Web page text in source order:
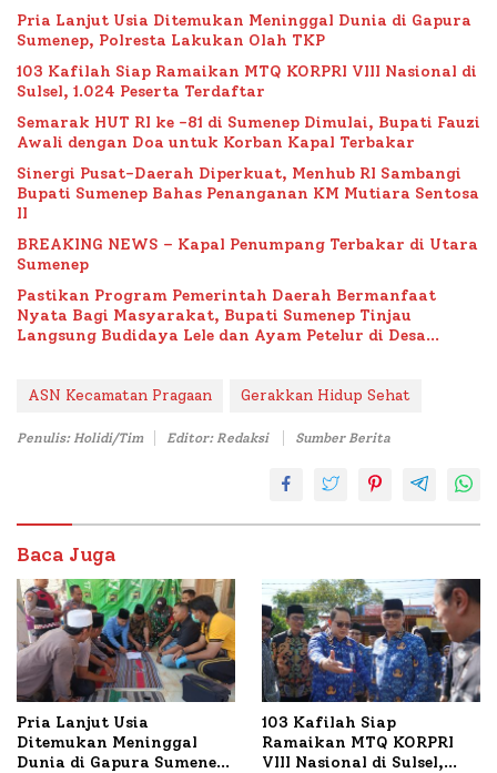
Pria Lanjut Usia Ditemukan Meninggal Dunia di Gapura
Sumenep, Polresta Lakukan Olah TKP
103 Kafilah Siap Ramaikan MTQ KORPRI VIII Nasional di
Sulsel, 1.024 Peserta Terdaftar
Semarak HUT RI ke -81 di Sumenep Dimulai, Bupati Fauzi
Awali dengan Doa untuk Korban Kapal Terbakar
Sinergi Pusat-Daerah Diperkuat, Menhub RI Sambangi
Bupati Sumenep Bahas Penanganan KM Mutiara Sentosa
II
BREAKING NEWS – Kapal Penumpang Terbakar di Utara
Sumenep
Pastikan Program Pemerintah Daerah Bermanfaat
Nyata Bagi Masyarakat, Bupati Sumenep Tinjau
Langsung Budidaya Lele dan Ayam Petelur di Desa
ASN Kecamatan Pragaan Gerakkan Hidup Sehat
Penulis: Holidi/Tim Editor: Redaksi Sumber Berita
Baca Juga
Pria Lanjut Usia
Ditemukan Meninggal
Dunia di Gapura Sumenep,
103 Kafilah Siap
Ramaikan MTQ KORPRI
VIII Nasional di Sulsel,